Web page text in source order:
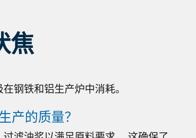
焦
钢铁和铝生产炉中消耗。
产的质量？